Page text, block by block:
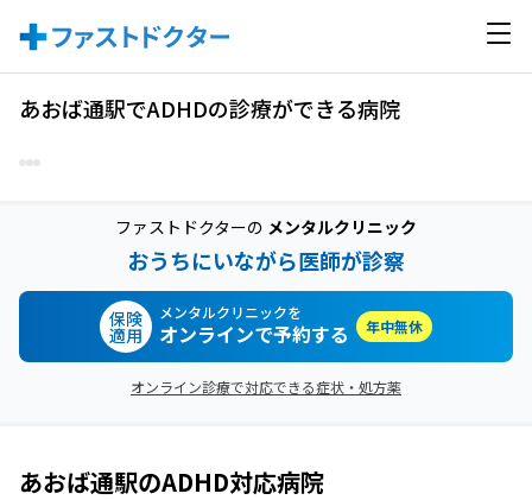
あおば通駅でADHDの診療ができる病院
ファストドクターの メンタルクリニック
おうちにいながら医師が診察
保険
適用
メンタルクリニックを
オンラインで予約する 年中無休
オンライン診療で対応できる症状・処方薬
あおば通駅のADHD対応病院